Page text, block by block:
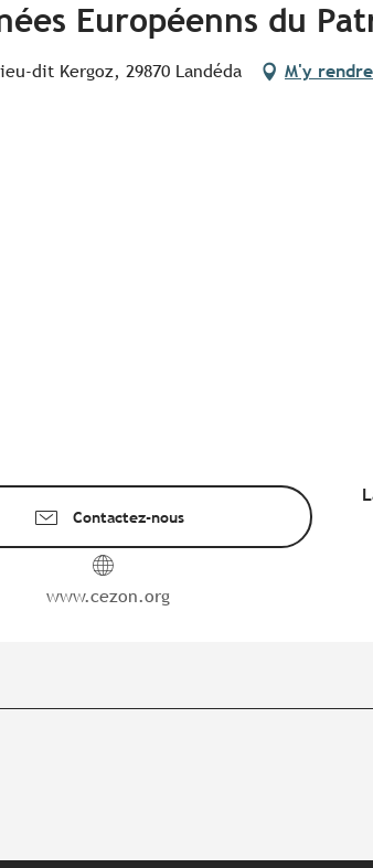
Européenns du
dit Kergoz, 29870 Landéda M'y rendre
Contactez-nous
www.cezon.org